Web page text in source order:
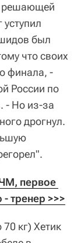
решающей
уступил
был
что своих
финала, -
России по
- Но из-за
дрогнул.
первое
тренер >>>
кг) Хетик